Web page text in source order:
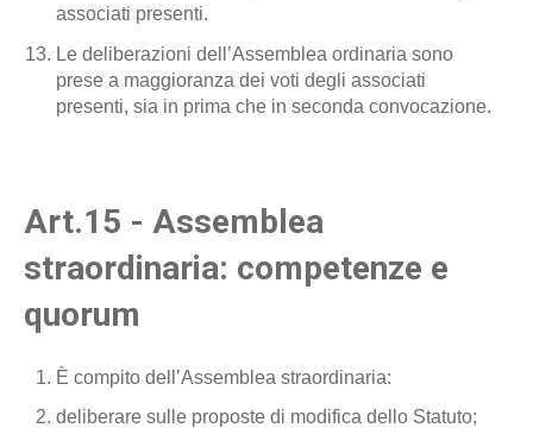
associati presenti.
Le deliberazioni dell’Assemblea ordinaria sono
prese a maggioranza dei voti degli associati
presenti, sia in prima che in seconda convocazione.
Art.15 - Assemblea
straordinaria: competenze e
quorum
È compito dell’Assemblea straordinaria:
deliberare sulle proposte di modifica dello Statuto;